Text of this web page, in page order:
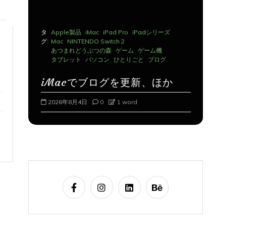
タ
グ:
Apple製品 iMac iPad Pro
iPadシリーズ
Mac
NINTENDO Switch２
あつまれどうぶつの森 ゲーム ゲーム機
タブレット
パソコン ひとりごと ブログ
iMacでブログを更新、ほか
2026年8月4日 0 1 word